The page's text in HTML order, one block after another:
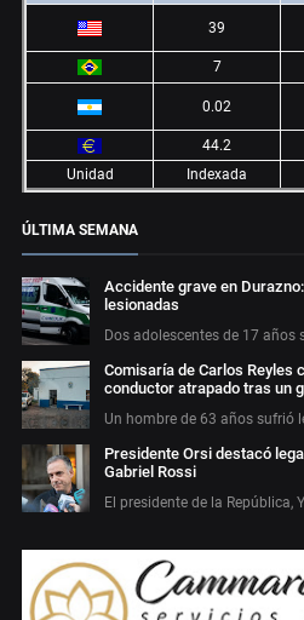
39
7
0.02
44.2
Unidad
Indexada
ÚLTIMA SEMANA
Accidente grave en
lesionadas
Dos adolescentes de 17 años
Comisaría de Carlos Reyles
conductor atrapado tras un
Un hombre de 63 años sufrió
Presidente Orsi destacó
Gabriel Rossi
El presidente de la República,